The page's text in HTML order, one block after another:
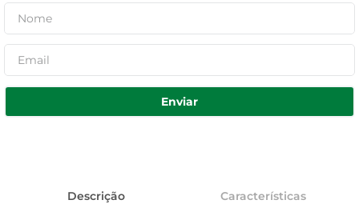
Enviar
Descrição Características